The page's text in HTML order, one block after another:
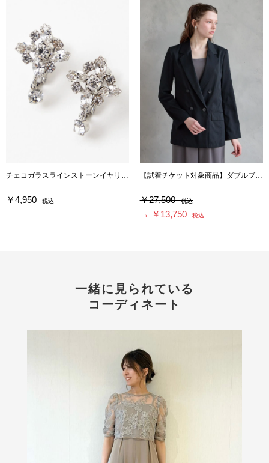
￥4,950 税込
【試着チケット対象商品】ダブルブレストシアージャケット
￥27,500 税込
→ ￥13,750 税込
一緒に見られている
コーディネート